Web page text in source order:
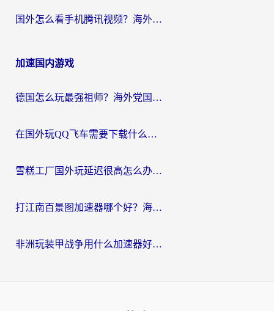
国外怎么看手机腾讯视频？海外党亲测有效的追剧加速器选择指南
加速国内游戏
德国怎么玩最强祖师？海外党国服游戏加速器选择全攻略（附宝可梦Online实测）
在国外玩QQ飞车需要下载什么加速器呢？海外党亲测有效的国服游戏加速指南
雪糕工厂国外玩延迟很高怎么办？海外玩家国服游戏加速终极攻略（附实测推荐）
打江南百景图加速器哪个好？海外党踩坑N次后，终于找到不卡的秘诀
非洲玩装甲战争用什么加速器好？海外党亲测有效的国服游戏加速方案